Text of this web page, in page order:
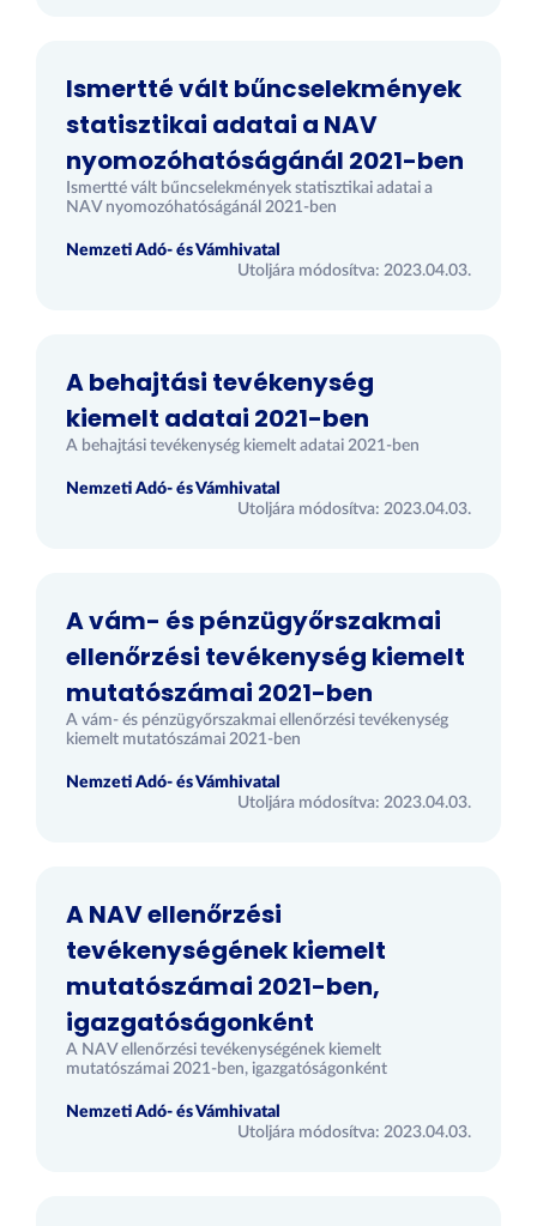
Ismertté vált bűncselekmények
statisztikai adatai a NAV
nyomozóhatóságánál 2021-ben
Ismertté vált bűncselekmények statisztikai adatai a
NAV nyomozóhatóságánál 2021-ben
Nemzeti Adó- és Vámhivatal
Utoljára módosítva: 2023.04.03.
A behajtási tevékenység
kiemelt adatai 2021-ben
A behajtási tevékenység kiemelt adatai 2021-ben
Nemzeti Adó- és Vámhivatal
Utoljára módosítva: 2023.04.03.
A vám- és pénzügyőrszakmai
ellenőrzési tevékenység kiemelt
mutatószámai 2021-ben
A vám- és pénzügyőrszakmai ellenőrzési tevékenység
kiemelt mutatószámai 2021-ben
Nemzeti Adó- és Vámhivatal
Utoljára módosítva: 2023.04.03.
A NAV ellenőrzési
tevékenységének kiemelt
mutatószámai 2021-ben,
igazgatóságonként
A NAV ellenőrzési tevékenységének kiemelt
mutatószámai 2021-ben, igazgatóságonként
Nemzeti Adó- és Vámhivatal
Utoljára módosítva: 2023.04.03.